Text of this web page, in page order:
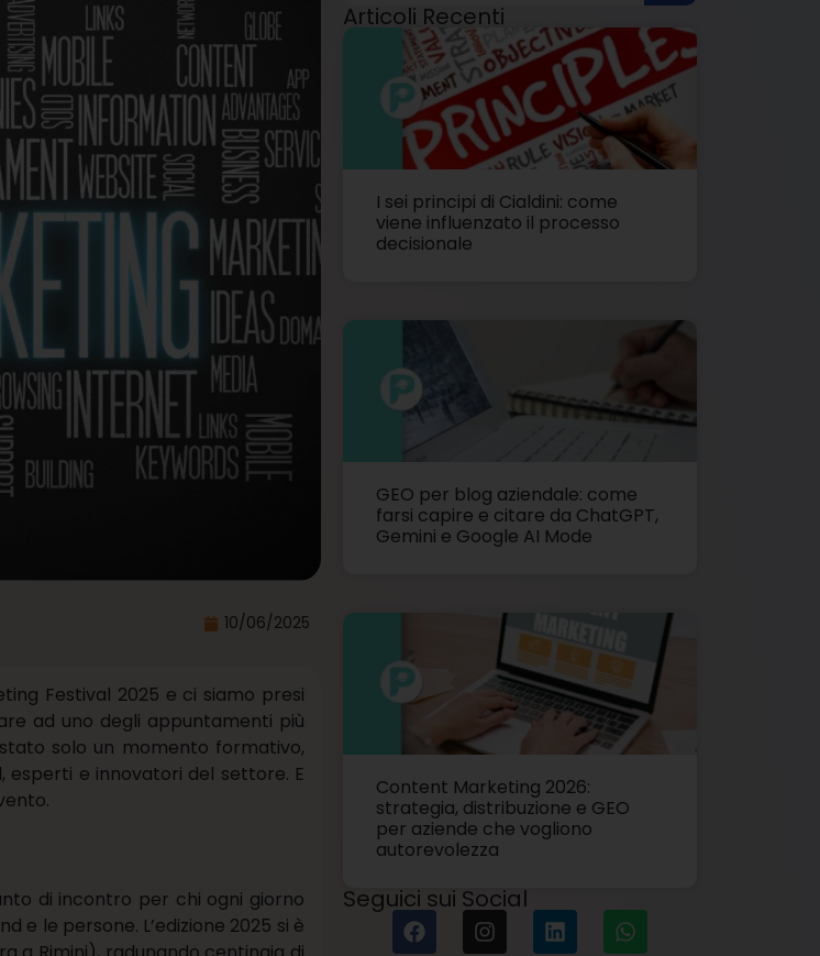
10/06/2025
Festival 2025 e ci siamo presi
ad uno degli appuntamenti più
solo un momento formativo,
esperti e innovatori del settore. E
di incontro per chi ogni giorno
le persone. L’edizione 2025 si è
Articoli Recenti
I sei principi di Cialdini: come
viene influenzato il processo
decisionale
GEO per blog aziendale: come
farsi capire e citare da ChatGPT,
Gemini e Google AI Mode
Content Marketing 2026:
strategia, distribuzione e GEO
per aziende che vogliono
autorevolezza
Seguici sui Social